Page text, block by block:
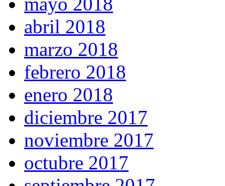
abril 2018
marzo 2018
febrero 2018
enero 2018
diciembre 2017
noviembre 2017
octubre 2017